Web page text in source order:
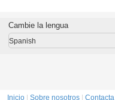
de
Cambie la lengua
Spanish
Inicio | Sobre nosotros |